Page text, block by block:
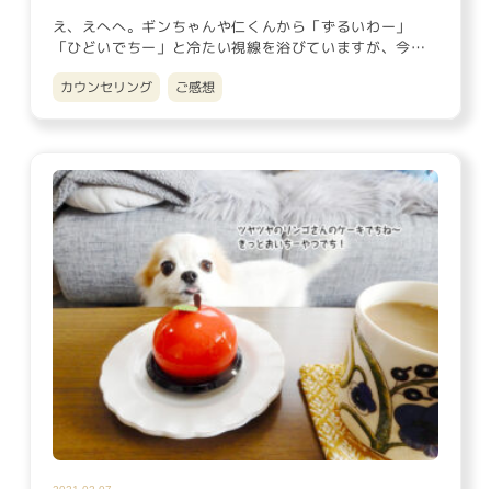
え、えへへ。ギンちゃんや仁くんから「ずるいわー」
「ひどいでちー」と冷たい視線を浴びていますが、今
日、突然のランチをしてき…
カウンセリング ご感想